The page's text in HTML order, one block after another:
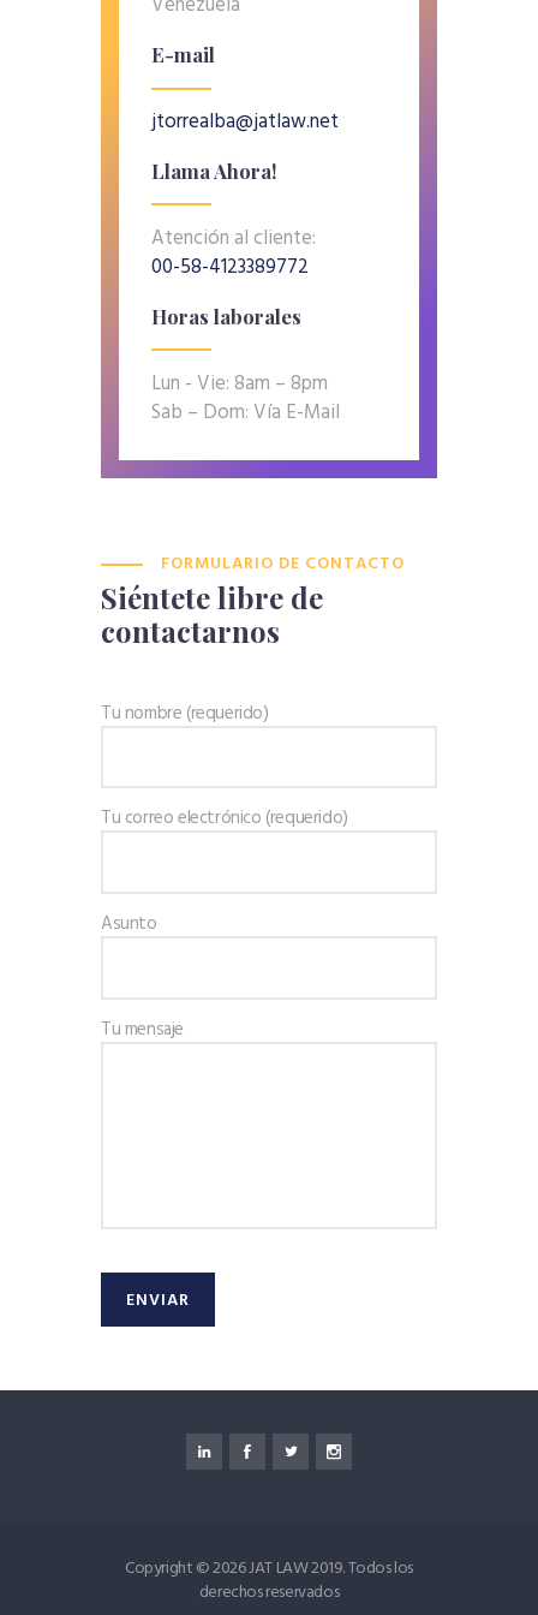
Venezuela
E-mail
jtorrealba@jatlaw.net
Llama Ahora!
Atención al cliente:
00-58-4123389772
Horas laborales
Lun - Vie: 8am – 8pm
Sab – Dom: Vía E-Mail
FORMULARIO DE CONTACTO
Siéntete libre de
contactarnos
Tu nombre (requerido)
Tu correo electrónico (requerido)
Asunto
Tu mensaje
Copyright © 2026 JAT LAW 2019. Todos los
derechos reservados